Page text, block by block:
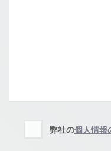
弊社の個人情報